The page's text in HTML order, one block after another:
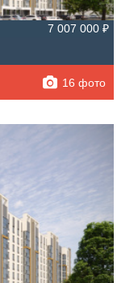
7 007 000 ₽
16 фото